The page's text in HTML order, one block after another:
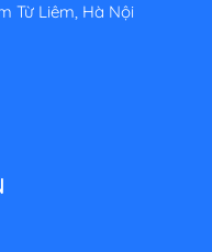
Từ Liêm, Hà Nội